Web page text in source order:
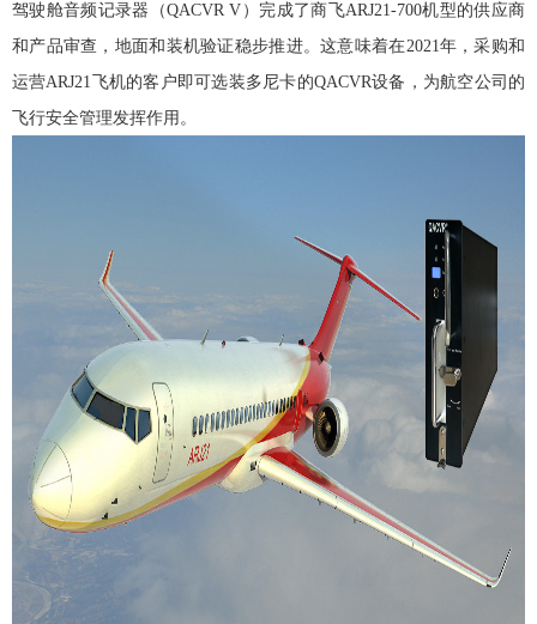
驾驶舱音频记录器（QACVR V）完成了商飞ARJ21-700机型的供应商
和产品审查，地面和装机验证稳步推进。这意味着在2021年，采购和
运营ARJ21飞机的客户即可选装多尼卡的QACVR设备，为航空公司的
飞行安全管理发挥作用。